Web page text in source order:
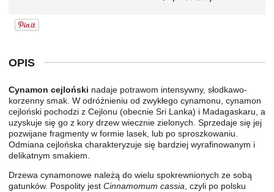
OPIS
Cynamon cejloński nadaje potrawom intensywny, słodkawo-
korzenny smak. W odróżnieniu od zwykłego cynamonu, cynamon
cejloński pochodzi z Cejlonu (obecnie Sri Lanka) i Madagaskaru, a
uzyskuje się go z kory drzew wiecznie zielonych. Sprzedaje się jej
pozwijane fragmenty w formie lasek, lub po sproszkowaniu.
Odmiana cejlońska charakteryzuje się bardziej wyrafinowanym i
delikatnym smakiem.
Drzewa cynamonowe należą do wielu spokrewnionych ze sobą
gatunków. Pospolity jest Cinnamomum cassia , czyli po polsku